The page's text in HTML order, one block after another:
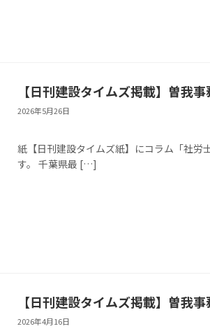
【日刊建設タイムズ掲載】曽
2026年5月26日
※本記事は、
紙【日刊建設タイムズ紙】にコラム「社
す。 千葉県最 […]
【日刊建設タイムズ掲載】曽
2026年4月16日